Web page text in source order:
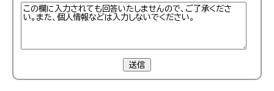
送信